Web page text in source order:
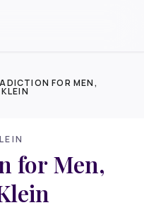
FOR MEN,
for Men,